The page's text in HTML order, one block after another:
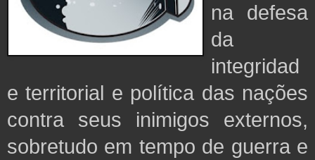
na defesa
da
integridad
e territorial e política das nações
contra seus inimigos externos,
sobretudo em tempo de guerra e